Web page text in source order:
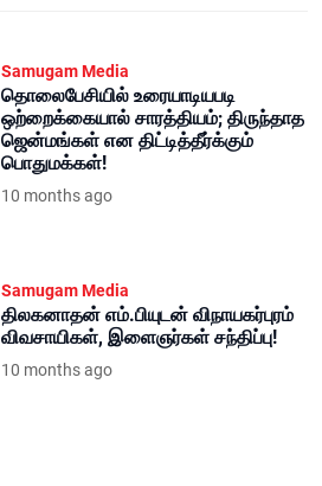
Samugam Media
தொலைபேசியில் உரையாடியபடி
ஒற்றைக்கையால் சாரத்தியம்; திருந்தாத
ஜென்மங்கள் என திட்டித்தீர்க்கும்
பொதுமக்கள்!
10 months ago
Samugam Media
திலகனாதன் எம்.பியுடன் விநாயகர்புரம்
விவசாயிகள், இளைஞர்கள் சந்திப்பு!
10 months ago